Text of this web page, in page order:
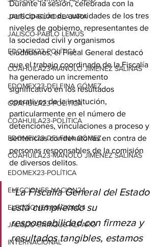
JALISCO-GUADALAJARA
JALISCO-PABLO LEMUS
EDOMEX23-POLÍTICA
COAHUILA23-MANOLO JIMÉNEZ SALINAS
EDOMEX23-DELFINA GÓMEZ
COAHUILA23-POLÍTICA
COAHUILA23-POLÍTICA
EDOMEX23-DELFINA GÓMEZ
COAHUILA23-MANOLO JIMÉNEZ SALINAS
EDOMEX23-POLÍTICA
ELECCIONES-NACION24
ELECCIONES-NACION24
JALISCO-ENRIQUE ALFARO
INTERNACIONAL
Durante la sesión, celebrada con la
participación de autoridades de los tres
niveles de gobierno, representantes de
la sociedad civil y organismos
ciudadanos, el Fiscal General destacó
que el trabajo coordinado de la Fiscalía
ha generado un incremento
significativo en los resultados
operativos de la institución,
particularmente en el número de
detenciones, vinculaciones a proceso y
sentencias condenatorias en contra de
personas responsables de la comisión
de diversos delitos.
“La Fiscalía General del Estado
está cumpliendo su
responsabilidad con firmeza y
resultados tangibles, estamos